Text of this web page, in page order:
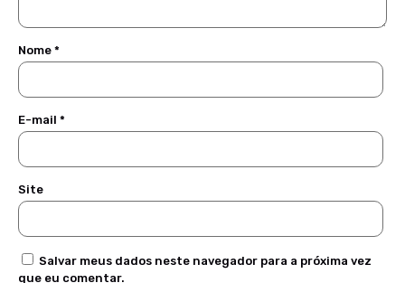
Nome *
E-mail *
Site
Salvar meus dados neste navegador para a próxima vez
que eu comentar.